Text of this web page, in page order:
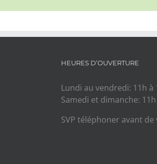
HEURES D’OUVERTURE
Lundi au vendredi: 11h à
Samedi et dimanche:
SVP téléphoner avant